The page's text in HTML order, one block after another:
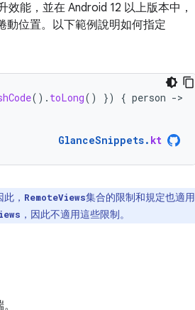
效能，並在 Android 12 以上版本中，
動位置。以下範例說明如何指定
(). toLong() }) { person -
GlanceSnippets. kt
， RemoteViews集合的限制和規定也適用
，因此不適用這些限制。